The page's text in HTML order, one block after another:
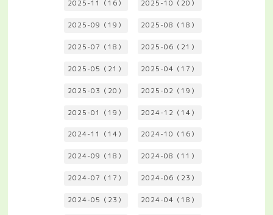
2025-11（16） 2025-10（20）
2025-09（19） 2025-08（18）
2025-07（18） 2025-06（21）
2025-05（21） 2025-04（17）
2025-03（20） 2025-02（19）
2025-01（19） 2024-12（14）
2024-11（14） 2024-10（16）
2024-09（18） 2024-08（11）
2024-07（17） 2024-06（23）
2024-05（23） 2024-04（18）